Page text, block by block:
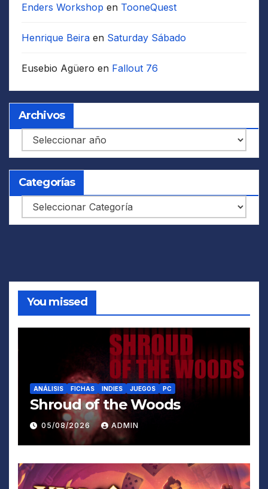
Enders Workshop en TooneQuest
Henrique Beira en Saturday Sábado
Eusebio Agüero en Fallout 76
Archivos
Archivos
Categorías
Categorías
You missed
ANÁLISIS FICHAS INDIES JUEGOS PC
Shroud of the Woods
05/08/2026 ADMIN